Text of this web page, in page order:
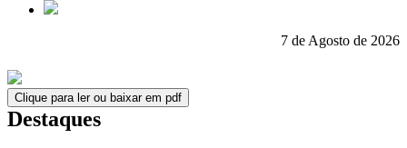
7 de Agosto de 2026
Clique para ler ou baixar em pdf
Destaques